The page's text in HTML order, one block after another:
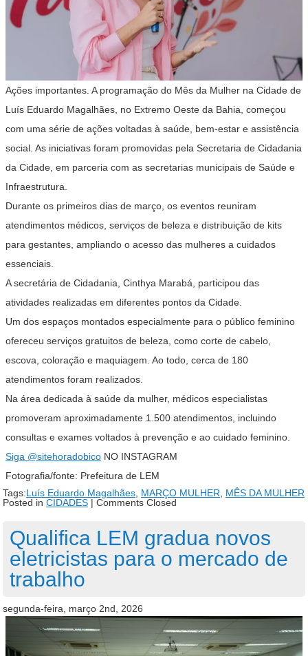
Ações importantes. A programação do Mês da Mulher na Cidade de
Luís Eduardo Magalhães, no Extremo Oeste da Bahia, começou
com uma série de ações voltadas à saúde, bem-estar e assistência
social. As iniciativas foram promovidas pela Secretaria de Cidadania
da Cidade, em parceria com as secretarias municipais de Saúde e
Infraestrutura.
Durante os primeiros dias de março, os eventos reuniram
atendimentos médicos, serviços de beleza e distribuição de kits
para gestantes, ampliando o acesso das mulheres a cuidados
essenciais.
A secretária de Cidadania, Cinthya Marabá, participou das
atividades realizadas em diferentes pontos da Cidade.
Um dos espaços montados especialmente para o público feminino
ofereceu serviços gratuitos de beleza, como corte de cabelo,
escova, coloração e maquiagem. Ao todo, cerca de 180
atendimentos foram realizados.
Na área dedicada à saúde da mulher, médicos especialistas
promoveram aproximadamente 1.500 atendimentos, incluindo
consultas e exames voltados à prevenção e ao cuidado feminino.
Siga @sitehoradobico NO INSTAGRAM
Fotografia/fonte: Prefeitura de LEM
Tags:Luís Eduardo Magalhães MARÇO MULHER
MÊS DA MULHER
Posted in CIDADES | Comments Closed
Qualifica LEM gradua novos
eletricistas para o mercado de
trabalho
segunda-feira, março 2nd, 2026